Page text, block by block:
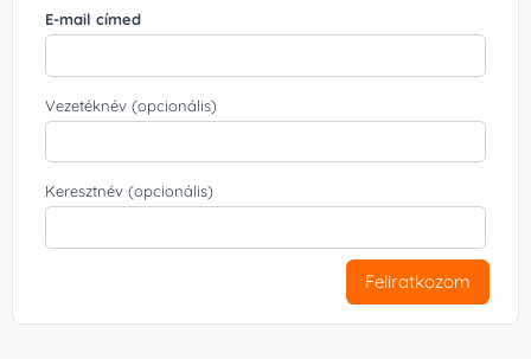
E-mail címed
Vezetéknév (opcionális)
Keresztnév (opcionális)
Feliratkozom